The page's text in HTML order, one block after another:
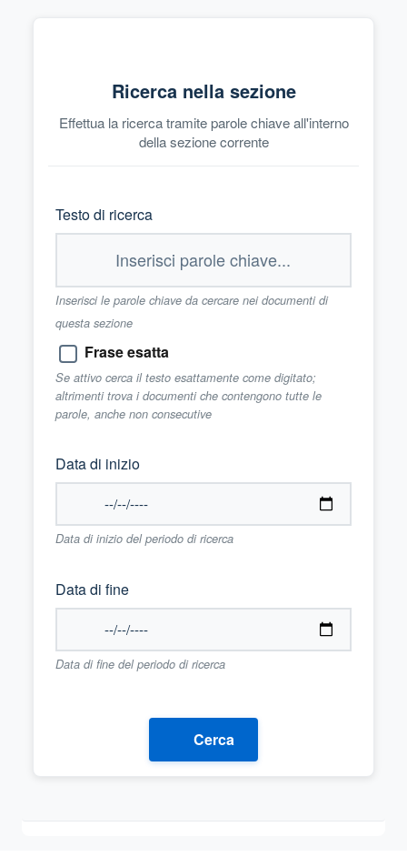
Ricerca nella sezione
Effettua la ricerca tramite parole chiave all'interno
della sezione corrente
Testo di ricerca
Inserisci le parole chiave da cercare nei documenti di
questa sezione
Frase esatta
Se attivo cerca il testo esattamente come digitato;
altrimenti trova i documenti che contengono tutte le
parole, anche non consecutive
Data di inizio
Data di inizio del periodo di ricerca
Data di fine
Data di fine del periodo di ricerca
Cerca